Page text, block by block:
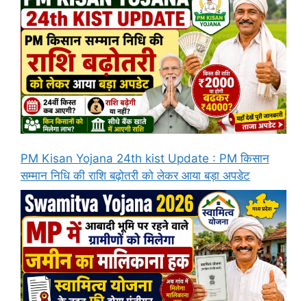
PM Kisan Yojana 24th kist Update : PM किसान
सम्मान निधि की राशि बढ़ोतरी को लेकर आया बड़ा अपडेट